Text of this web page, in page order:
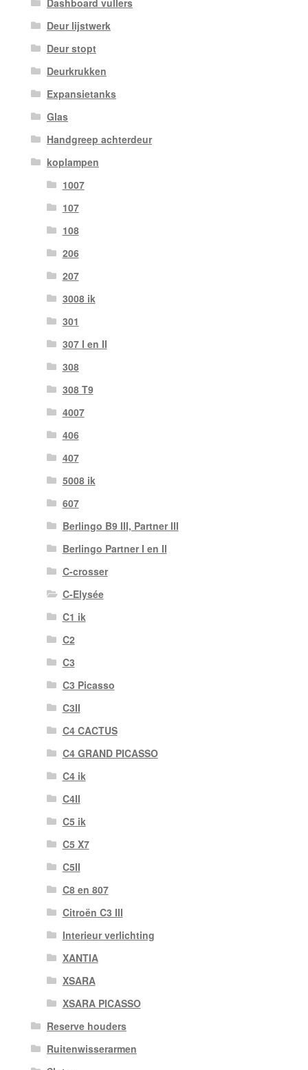
Deur lijstwerk
Deur stopt
Deurkrukken
Expansietanks
Glas
Handgreep achterdeur
koplampen
1007
107
108
206
207
3008 ik
301
307 I en II
308
308 T9
4007
406
407
5008 ik
607
Berlingo B9 III, Partner III
Berlingo Partner I en II
C-crosser
C-Elysée
C1 ik
C2
C3
C3 Picasso
C3II
C4 CACTUS
C4 GRAND PICASSO
C4 ik
C4II
C5 ik
C5 X7
C5II
C8 en 807
Citroën C3 III
Interieur verlichting
XANTIA
XSARA
XSARA PICASSO
Reserve houders
Ruitenwisserarmen